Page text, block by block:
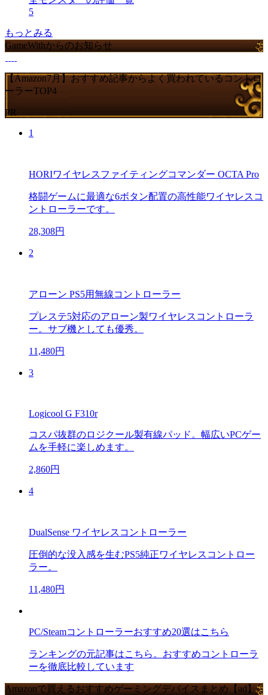
5
もっとみる
GameWithからのお知らせ
【Amazon7月】おすすめ記事からよく買われているコントロ
ーラーTOP4
PR
1
HORIワイヤレスファイティングコマンダー OCTA Pro
格闘ゲームに最適な6ボタン配置の高性能ワイヤレスコ
ントローラーです。
28,308円
2
アローン PS5用無線コントローラー
プレステ5対応のアローン製ワイヤレスコントローラ
ー。サブ機としても優秀。
11,480円
3
Logicool G F310r
コスパ抜群のロジクール製有線パッド。幅広いPCゲー
ムを手軽に楽しめます。
2,860円
4
DualSense ワイヤレスコントローラー
圧倒的な没入感を生むPS5純正ワイヤレスコントロー
ラー。
11,480円
PC/Steamコントローラーおすすめ20選はこちら
ランキングの元記事はこちら。おすすめコントローラ
ーを徹底比較しています
Amazonで買えるおすすめゲーミングデバイスまとめ【ad】